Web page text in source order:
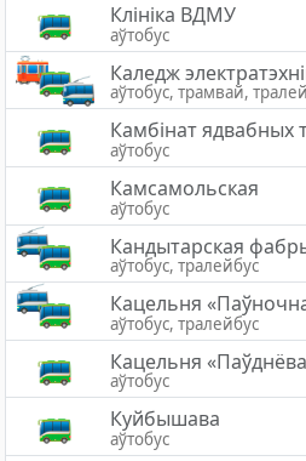
Клініка ВДМУ
аўтобус
Каледж
аўтобус, трамвай,
Камбінат ядвабных
аўтобус
Камсамольская
аўтобус
Кандытарская
аўтобус, тралейбус
Кацельня
аўтобус, тралейбус
Кацельня
аўтобус
Куйбышава
аўтобус